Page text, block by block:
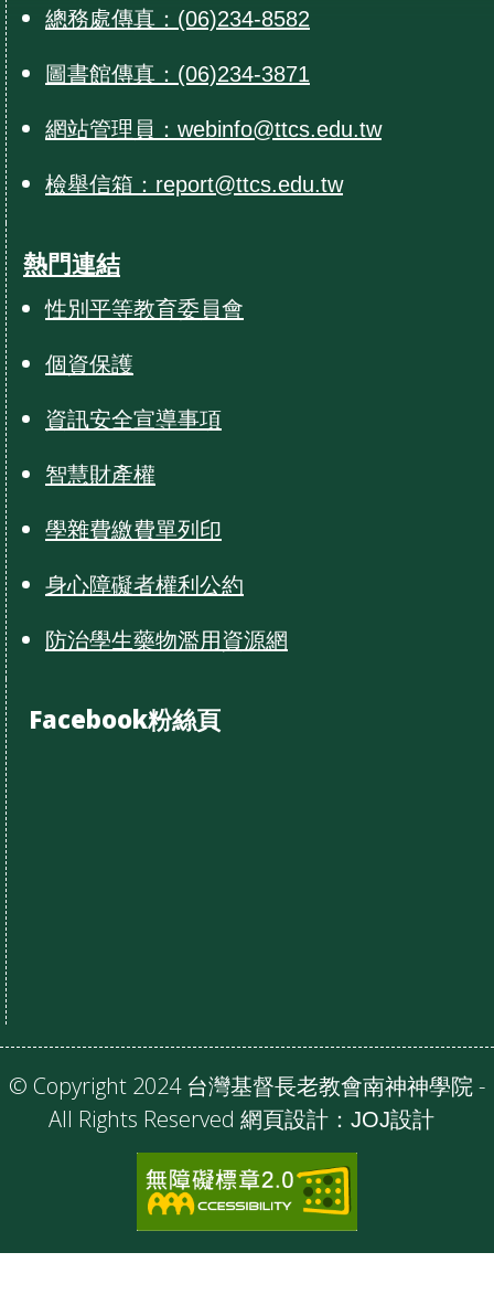
總務處傳真：(06)234-8582
圖書館傳真：(06)234-3871
網站管理員：webinfo@ttcs.edu.tw
檢舉信箱：report@ttcs.edu.tw
熱門連結
性別平等教育委員會
個資保護
資訊安全宣導事項
智慧財產權
學雜費繳費單列印
身心障礙者權利公約
防治學生藥物濫用資源網
Facebook粉絲頁
© Copyright 2024 台灣基督長老教會南神神學院 -
All Rights Reserved 網頁設計： JOJ設計